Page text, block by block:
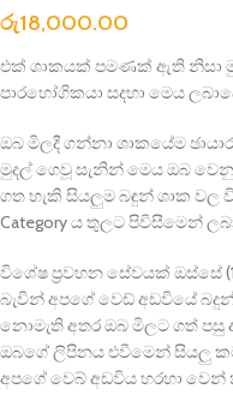
රු18,000.00
එක් ශාකයක් පමණක් ඇති නිසා
පාරහෝගිකයා සදහා මෙය
ඔබ මිලදී ගන්නා ශාකයේම
මුදල් ගෙවූ සැනින් මෙය ඔබ
ගත හැකි සියලුම බඳුන් ශාක වල
Category ය තුලට පිවිසීමෙන්
විශේෂ ප්‍රවහන සේවයක් ඔස්සේ
බැවින් අපගේ වෙඩ් අඩවියේ
නොමැති අතර ඔබ මිලට ගත් පසු
ඔබගේ ලිපිනය එවීමෙන් සියලු
අපගේ වෙබ් අඩවිය හරහා වෙන්